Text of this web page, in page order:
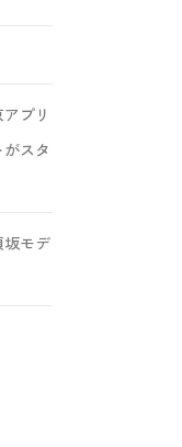
プリ
スタ
坂モデ